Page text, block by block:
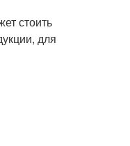
стоить
для